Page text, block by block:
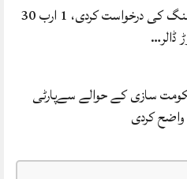
حکومت نے چین سے ری فنانسنگ کی درخواست کردی، 1 ارب 30
ڈالر…
سازی کے حوالے سےپارٹی
کردی